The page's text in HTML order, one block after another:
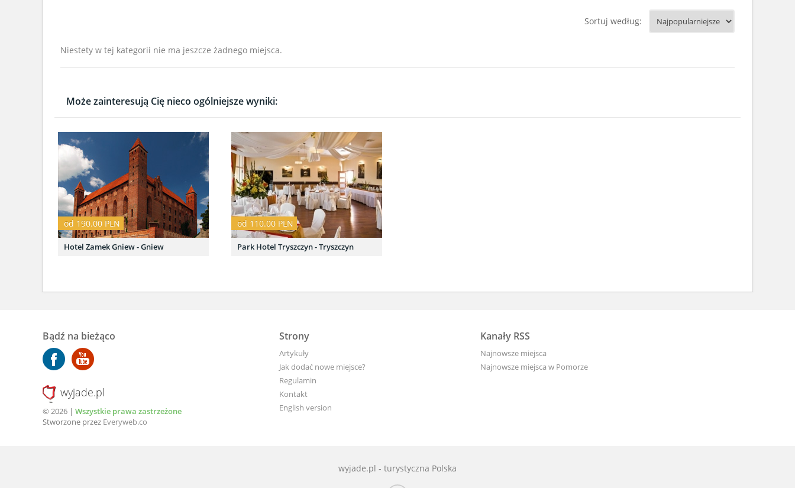
Sortuj według:
Niestety w tej kategorii nie ma jeszcze żadnego miejsca.
Może zainteresują Cię nieco ogólniejsze wyniki:
od 190.00 PLN
Hotel Zamek Gniew - Gniew
od 110.00 PLN
Park Hotel Tryszczyn - Tryszczyn
Bądź na bieżąco
wyjade.pl
© 2026 | Wszystkie prawa zastrzeżone
Stworzone przez Everyweb.co
Strony
Artykuły
Jak dodać nowe miejsce?
Regulamin
Kontakt
English version
Kanały RSS
Najnowsze miejsca
Najnowsze miejsca w Pomorze
wyjade.pl - turystyczna Polska